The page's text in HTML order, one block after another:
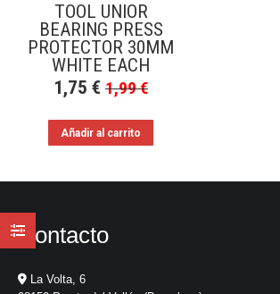
TOOL UNIOR
BEARING PRESS
PROTECTOR 30MM
WHITE EACH
1,75 € 1,99€
Añadir al carrito
Contacto
La Volta, 6